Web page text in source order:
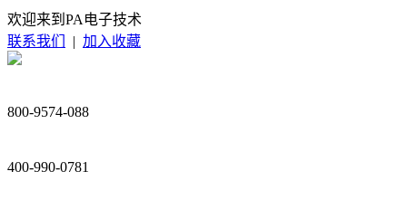
欢迎来到PA电子技术
联系我们
| 加入收藏
800-9574-088
400-990-0781